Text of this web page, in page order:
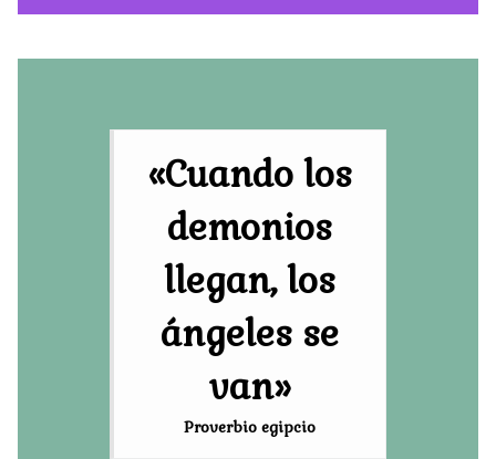
«Cuando los
demonios
llegan, los
ángeles se
van»
Proverbio egipcio